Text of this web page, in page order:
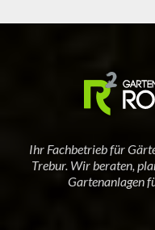
Ihr Fachbetrieb für
Trebur. Wir beraten,
Gartenanlagen